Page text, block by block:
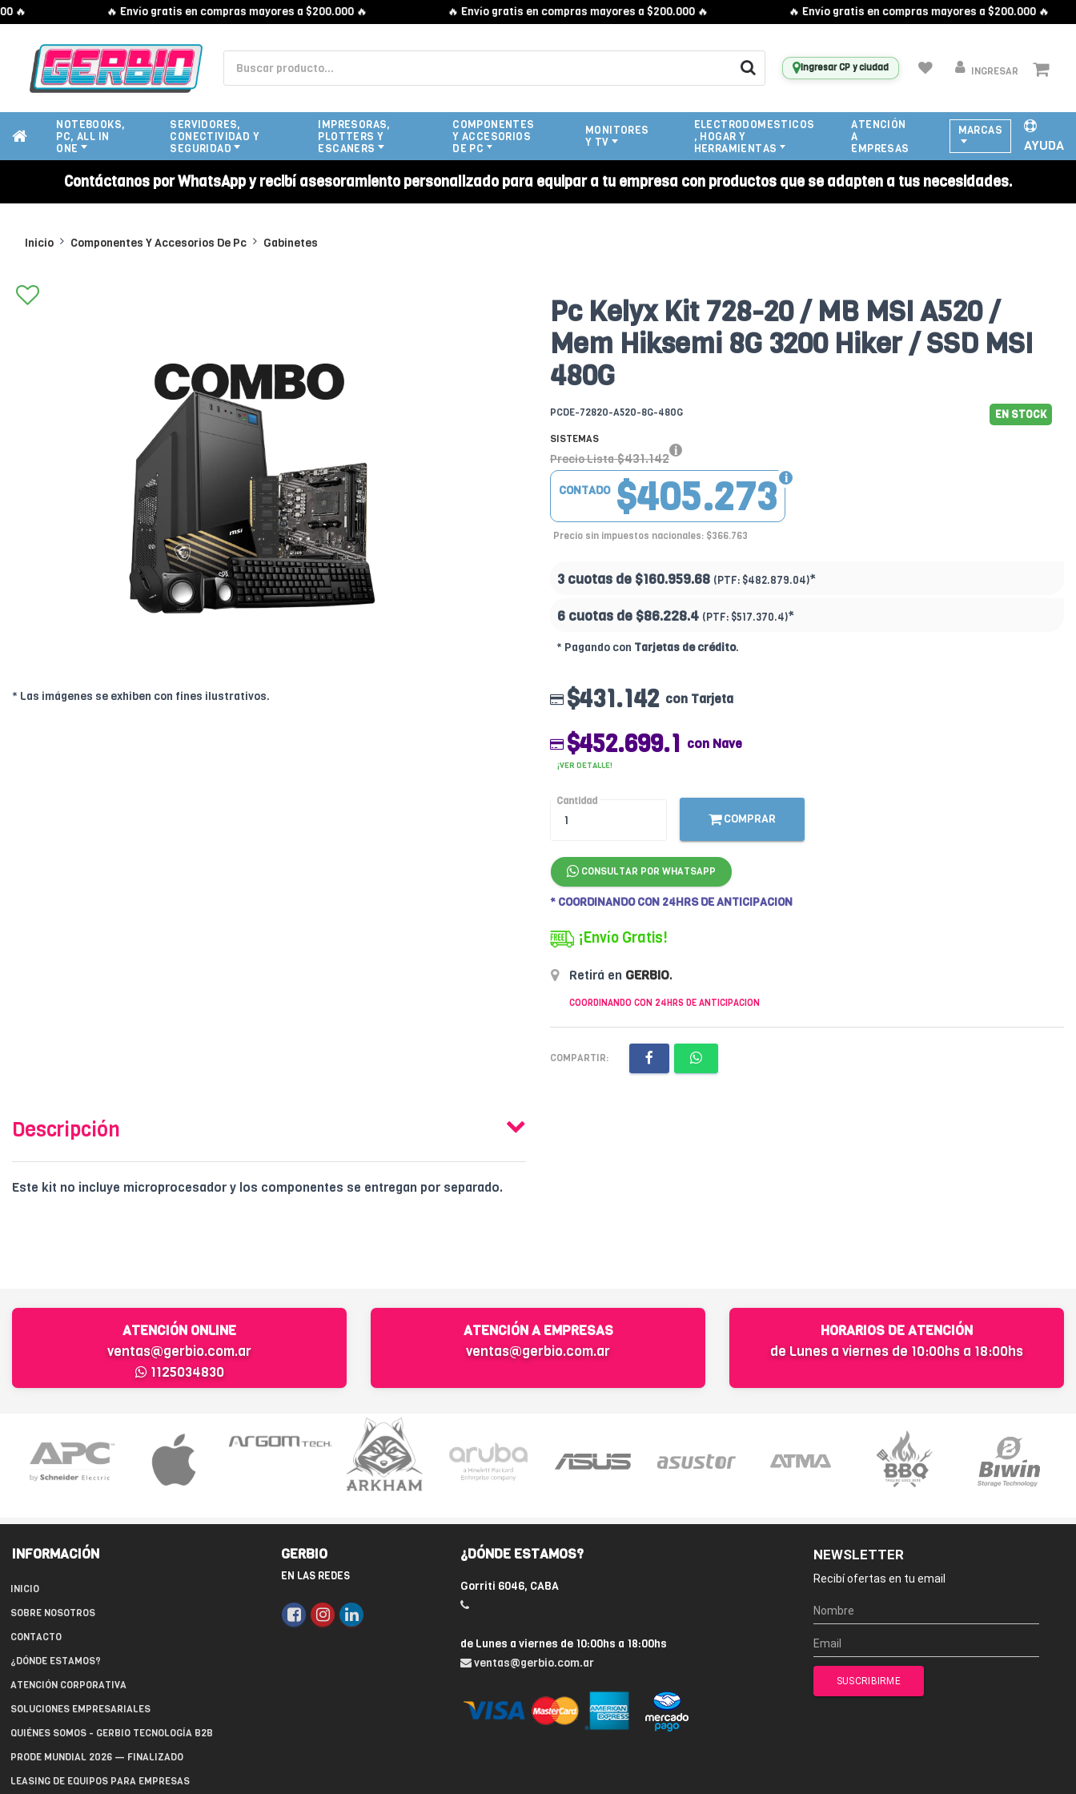
🔥 Envío gratis en compras mayores a $200.000 🔥 🔥 Envío gratis en compras mayores a $200.000 🔥 🔥 Envío gratis en compras mayores a $200.000 🔥
Ingresar CP y ciudad INGRESAR
NOTEBOOKS,
PC, ALL IN
ONE
SERVIDORES,
CONECTIVIDAD Y
SEGURIDAD
IMPRESORAS,
PLOTTERS Y
ESCANERS
COMPONENTES
Y ACCESORIOS
DE PC
MONITORES
Y TV
ELECTRODOMESTICOS
, HOGAR Y
HERRAMIENTAS
ATENCIÓN
A
EMPRESAS
MARCAS
AYUDA
Contáctanos por WhatsApp y recibí asesoramiento personalizado para equipar a tu empresa con productos que se adapten a tus necesidades.
Inicio Componentes Y Accesorios De Pc Gabinetes
* Las imágenes se exhiben con fines ilustrativos.
Pc Kelyx Kit 728-20 / MB MSI A520 /
Mem Hiksemi 8G 3200 Hiker / SSD MSI
480G
PCDE-72820-A520-8G-480G EN STOCK
SISTEMAS
Precio Lista $431.142
$405.273
CONTADO
Precio sin impuestos nacionales: $366.763
3 cuotas de $160.959.68 (PTF: $482.879.04)*
6 cuotas de $86.228.4 (PTF: $517.370.4)*
* Pagando con Tarjetas de crédito.
$431.142 con Tarjeta
$452.699.1 con Nave
¡VER DETALLE!
Cantidad
COMPRAR
CONSULTAR POR WHATSAPP
* COORDINANDO CON 24HRS DE ANTICIPACION
¡Envío Gratis!
Retirá en GERBIO.
COORDINANDO CON 24HRS DE ANTICIPACION
COMPARTIR:
Descripción
Este kit no incluye microprocesador y los componentes se entregan por separado.
ATENCIÓN ONLINE
ventas@gerbio.com.ar
1125034830
ATENCIÓN A EMPRESAS
ventas@gerbio.com.ar
HORARIOS DE ATENCIÓN
de Lunes a viernes de 10:00hs a 18:00hs
INFORMACIÓN
INICIO
SOBRE NOSOTROS
CONTACTO
¿DÓNDE ESTAMOS?
ATENCIÓN CORPORATIVA
SOLUCIONES EMPRESARIALES
QUIÉNES SOMOS - GERBIO TECNOLOGÍA B2B
PRODE MUNDIAL 2026 — FINALIZADO
LEASING DE EQUIPOS PARA EMPRESAS
GERBIO
EN LAS REDES
¿DÓNDE ESTAMOS?
Gorriti 6046, CABA
de Lunes a viernes de 10:00hs a 18:00hs
ventas@gerbio.com.ar
NEWSLETTER
Recibí ofertas en tu email